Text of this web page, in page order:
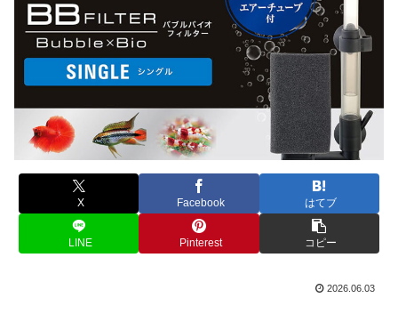
X Facebook はてブ
LINE Pinterest コピー
2026.06.03